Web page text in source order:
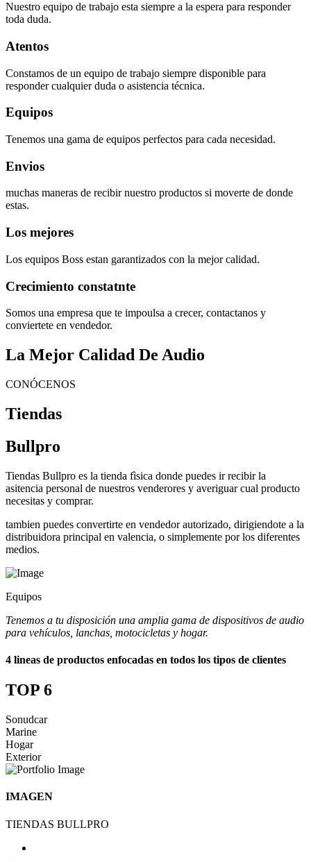
Nuestro equipo de trabajo esta siempre a la espera para responder
toda duda.
Atentos
Constamos de un equipo de trabajo siempre disponible para
responder cualquier duda o asistencia técnica.
Equipos
Tenemos una gama de equipos perfectos para cada necesidad.
Envios
muchas maneras de recibir nuestro productos si moverte de donde
estas.
Los mejores
Los equipos Boss estan garantizados con la mejor calidad.
Crecimiento constatnte
Somos una empresa que te impoulsa a crecer, contactanos y
conviertete en vendedor.
La Mejor Calidad De Audio
CONÓCENOS
Tiendas
Bullpro
Tiendas Bullpro es la tienda fìsica donde puedes ir recibir la
asitencia personal de nuestros venderores y averiguar cual producto
necesitas y comprar.
tambien puedes convertirte en vendedor autorizado, dirigiendote a la
distribuidora principal en valencia, o simplemente por los diferentes
medios.
Equipos
Tenemos a tu disposición una amplia gama de dispositivos de audio
para vehículos, lanchas, motocicletas y hogar.
4 lineas de productos enfocadas en todos los tipos de clientes
TOP 6
Sonudcar
Marine
Hogar
Exterior
IMAGEN
TIENDAS BULLPRO